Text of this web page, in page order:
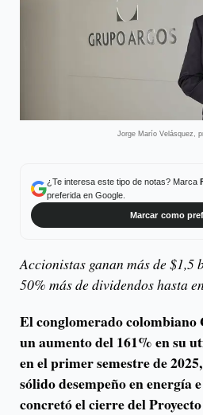
Jorge Marío Velásquez,
¿Te interesa este tipo de notas? Marca
preferida en Google.
Marcar como
Accionistas ganan más de
50% más de dividendos hasta
El conglomerado
un aumento del 161% en su
en el primer semestre de
sólido desempeño en energía
concretó el cierre del